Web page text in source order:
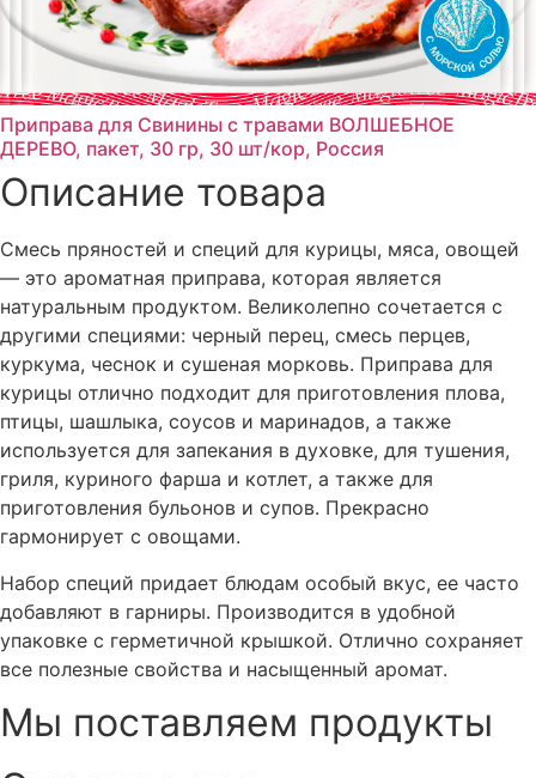
Приправа для Свинины с травами ВОЛШЕБНОЕ
ДЕРЕВО, пакет, 30 гр, 30 шт/кор, Россия
Описание товара
Смесь пряностей и специй для курицы, мяса, овощей
— это ароматная приправа, которая является
натуральным продуктом. Великолепно сочетается с
другими специями: черный перец, смесь перцев,
куркума, чеснок и сушеная морковь. Приправа для
курицы отлично подходит для приготовления плова,
птицы, шашлыка, соусов и маринадов, а также
используется для запекания в духовке, для тушения,
гриля, куриного фарша и котлет, а также для
приготовления бульонов и супов. Прекрасно
гармонирует с овощами.
Набор специй придает блюдам особый вкус, ее часто
добавляют в гарниры. Производится в удобной
упаковке с герметичной крышкой. Отлично сохраняет
все полезные свойства и насыщенный аромат.
Мы поставляем продукты